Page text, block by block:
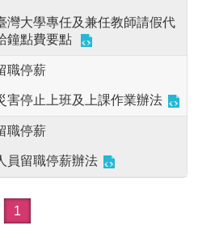
灣大學專任及兼任教師請假代
鐘點費要點
職停薪
害停止上班及上課作業辦法
職停薪
員留職停薪辦法
1